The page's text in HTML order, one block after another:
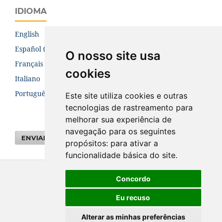
O nosso site usa
cookies
Este site utiliza cookies e outras
tecnologias de rastreamento para
melhorar sua experiência de
navegação para os seguintes
propósitos: para ativar a
funcionalidade básica do site.
Concordo
Eu recuso
Alterar as minhas preferências
IDIOMA
English
Español (España)
Français (Canada)
Italiano
Português (Brasil)
ENVIAR SUBMISSÃO